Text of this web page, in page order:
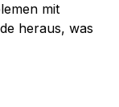
mit
heraus, was